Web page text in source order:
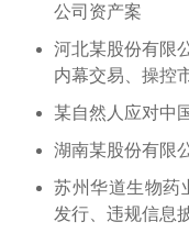
公司资产案
河北某股份有限
内幕交易、操控
某自然人应对中
湖南某股份有限
苏州华道生物药
发行、违规信息